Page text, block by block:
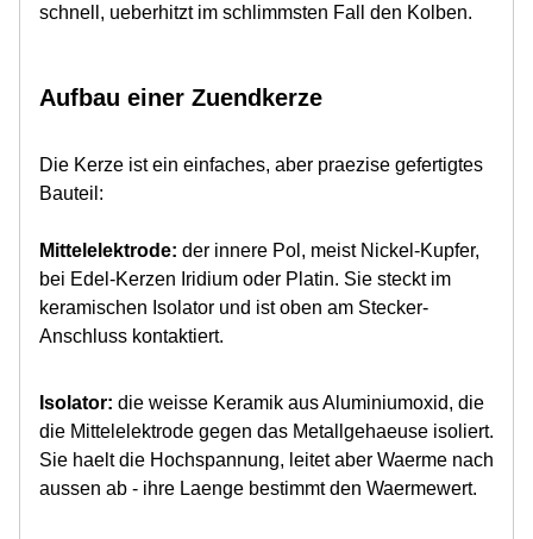
schnell, ueberhitzt im schlimmsten Fall den Kolben.
Aufbau einer Zuendkerze
Die Kerze ist ein einfaches, aber praezise gefertigtes
Bauteil:
Mittelelektrode: der innere Pol, meist Nickel-Kupfer,
bei Edel-Kerzen Iridium oder Platin. Sie steckt im
keramischen Isolator und ist oben am Stecker-
Anschluss kontaktiert.
Isolator: die weisse Keramik aus Aluminiumoxid, die
die Mittelelektrode gegen das Metallgehaeuse isoliert.
Sie haelt die Hochspannung, leitet aber Waerme nach
aussen ab - ihre Laenge bestimmt den Waermewert.